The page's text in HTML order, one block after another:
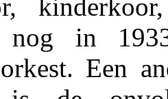
nog in
Een